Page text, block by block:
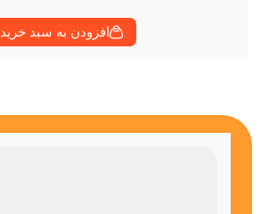
افزودن به سبد خرید